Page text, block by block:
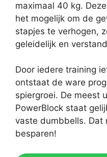
maximaal 40 kg.
het mogelijk om de
stapjes te verhogen,
geleidelijk en
Door iedere training
ontstaat de ware
spiergroei. De meest
PowerBlock staat
vaste dumbbells. Dat
besparen!